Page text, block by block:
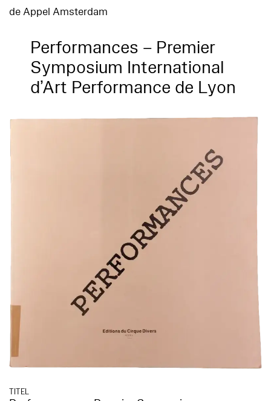
de Appel Amsterdam
Performances – Premier
Symposium International
d’Art Performance de Lyon
TITEL